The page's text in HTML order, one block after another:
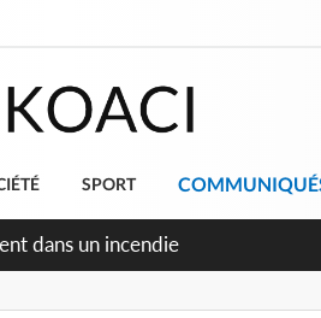
SPORT
nationale transformée en vaste